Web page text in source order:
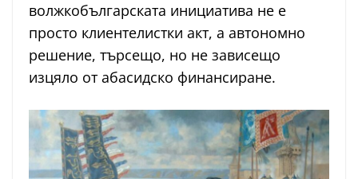
волжкобългарската инициатива не е
просто клиентелистки акт, а автономно
решение, търсещо, но не зависещо
изцяло от абасидско финансиране.